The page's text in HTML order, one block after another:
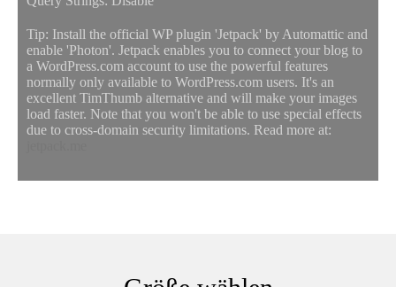
Tip: Install the official WP plugin 'Jetpack' by Automattic and
enable 'Photon'. Jetpack enables you to connect your blog to
a WordPress.com account to use the powerful features
normally only available to WordPress.com users. It's an
excellent TimThumb alternative and will make your images
load faster. Note that you won't be able to use special effects
due to cross-domain security limitations. Read more at: